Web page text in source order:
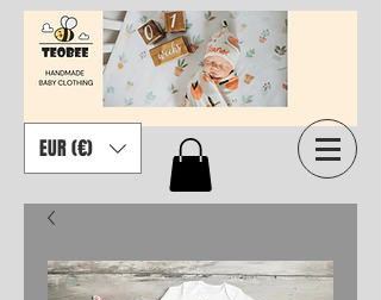
EUR (€)